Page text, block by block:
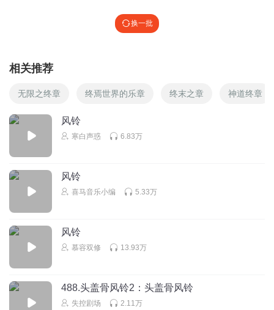
换一批
相关推荐
无限之终章 终焉世界的乐章 终末之章 神道终章
风铃
寒白声惑 6.83万
风铃
喜马音乐小编 5.33万
风铃
慕容双修 13.93万
488.头盖骨风铃2：头盖骨风铃
失控剧场 2.11万